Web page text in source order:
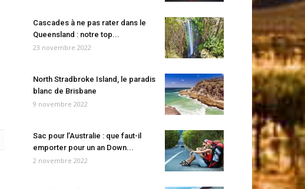
Cascades à ne pas rater dans le
Queensland : notre top...
23 novembre 2022
North Stradbroke Island, le paradis
blanc de Brisbane
9 novembre 2022
Sac pour l’Australie : que faut-il
emporter pour un an Down...
2 novembre 2022